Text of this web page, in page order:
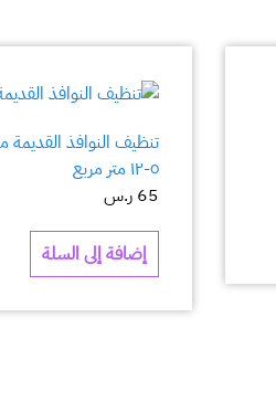
تنظيف النوافذ
٥-١٢ متر مربع
65 ر.س
إضافة إلى السلة